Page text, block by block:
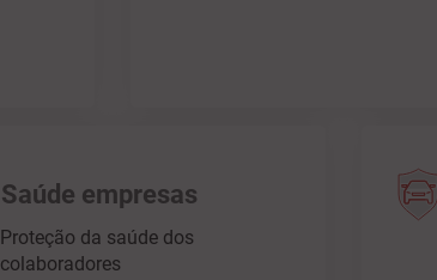
Saúde empresas
Proteção da saúde dos
colaboradores